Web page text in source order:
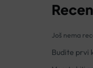
Još nema
Budite prvi